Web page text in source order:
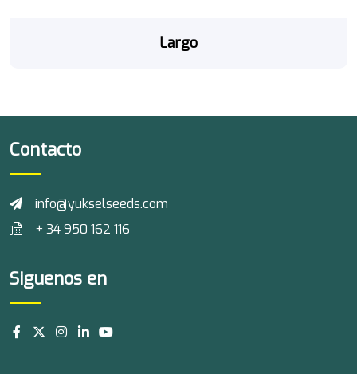
Largo
Contacto
info@yukselseeds.com
+ 34 950 162 116
Siguenos en